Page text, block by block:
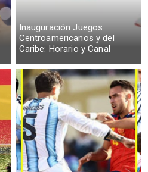
Inauguración Juegos
Centroamericanos y del
Caribe: Horario y Canal